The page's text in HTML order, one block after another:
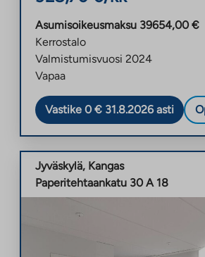
Asumisoikeusmaksu 39654,00 €
Kerrostalo
Valmistumisvuosi 2024
Vapaa
Vastike 0 € 31.8.2026 asti
Jyväskylä, Kangas
Paperitehtaankatu 30 A 18